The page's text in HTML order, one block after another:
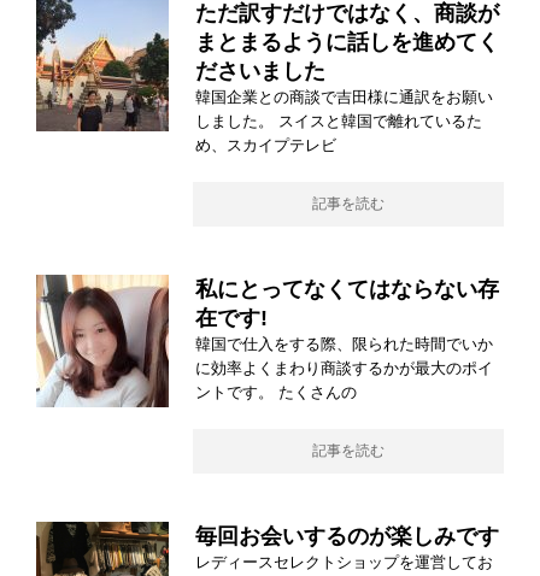
ただ訳すだけではなく、商談が
まとまるように話しを進めてく
ださいました
韓国企業との商談で吉田様に通訳をお願い
しました。 スイスと韓国で離れているた
め、スカイプテレビ
記事を読む
私にとってなくてはならない存
在です!
韓国で仕入をする際、限られた時間でいか
に効率よくまわり商談するかが最大のポイ
ントです。 たくさんの
記事を読む
毎回お会いするのが楽しみです
レディースセレクトショップを運営してお